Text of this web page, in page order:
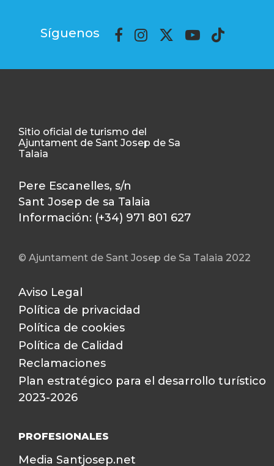
Síguenos
Sitio oficial de turismo del
Ajuntament de Sant Josep de Sa
Talaia
Pere Escanelles, s/n
Sant Josep de sa Talaia
Información: (+34) 971 801 627
© Ajuntament de Sant Josep de Sa Talaia 2022
Aviso Legal
Política de privacidad
Política de cookies
Política de Calidad
Reclamaciones
Plan estratégico para el desarrollo turístico
2023-2026
PROFESIONALES
Media Santjosep.net